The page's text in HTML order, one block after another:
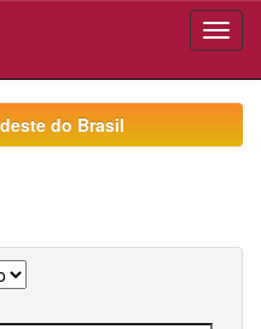
do Brasil